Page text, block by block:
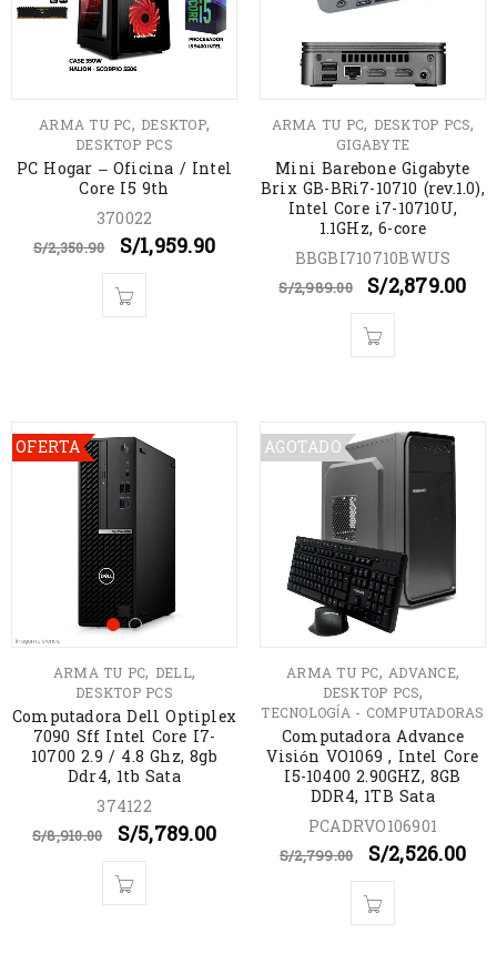
ARMA TU PC, DESKTOP,
DESKTOP PCS
PC Hogar – Oficina / Intel
Core I5 9th
370022
S/2,350.90 S/1,959.90
ARMA TU PC, DESKTOP PCS,
GIGABYTE
Mini Barebone Gigabyte
Brix GB-BRi7-10710 (rev.1.0),
Intel Core i7-10710U,
1.1GHz, 6-core
BBGBI710710BWUS
S/2,989.00 S/2,879.00
OFERTA
ARMA TU PC, DELL,
DESKTOP PCS
Computadora Dell Optiplex
7090 Sff Intel Core I7-
10700 2.9 / 4.8 Ghz, 8gb
Ddr4, 1tb Sata
374122
S/8,910.00 S/5,789.00
AGOTADO
ARMA TU PC, ADVANCE,
DESKTOP PCS,
TECNOLOGÍA - COMPUTADORAS
Computadora Advance
Visión VO1069 , Intel Core
I5-10400 2.90GHZ, 8GB
DDR4, 1TB Sata
PCADRVO106901
S/2,799.00 S/2,526.00